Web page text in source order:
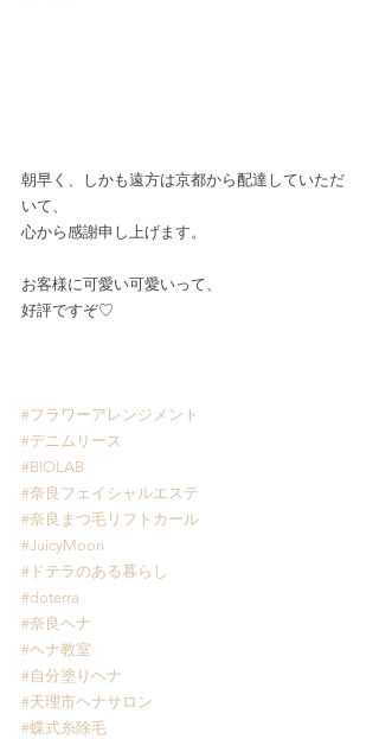
朝早く、しかも遠方は京都から配達していただ
いて、
心から感謝申し上げます。
お客様に可愛い可愛いって、
好評ですぞ♡
#フラワーアレンジメント
#デニムリース
#BIOLAB
#奈良フェイシャルエステ
#奈良まつ毛リフトカール
#JuicyMoon
#ドテラのある暮らし
#doterra
#奈良ヘナ
#ヘナ教室
#自分塗りヘナ
#天理市ヘナサロン
#蝶式糸除毛